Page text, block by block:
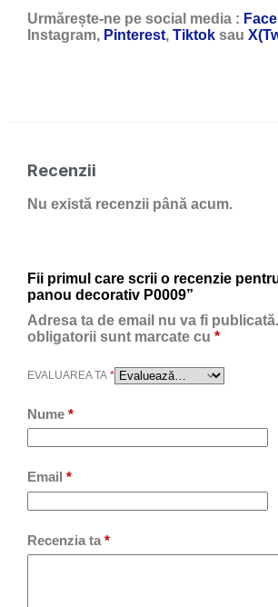
Urmărește-ne pe social media :
Instagram, Pinterest, Tiktok sau
Recenzii
Nu există recenzii până acum.
Fii primul care scrii o recenzie
panou decorativ P0009”
Adresa ta de email nu va fi publicată.
obligatorii sunt marcate cu *
EVALUAREA TA *
Nume *
Email *
Recenzia ta *